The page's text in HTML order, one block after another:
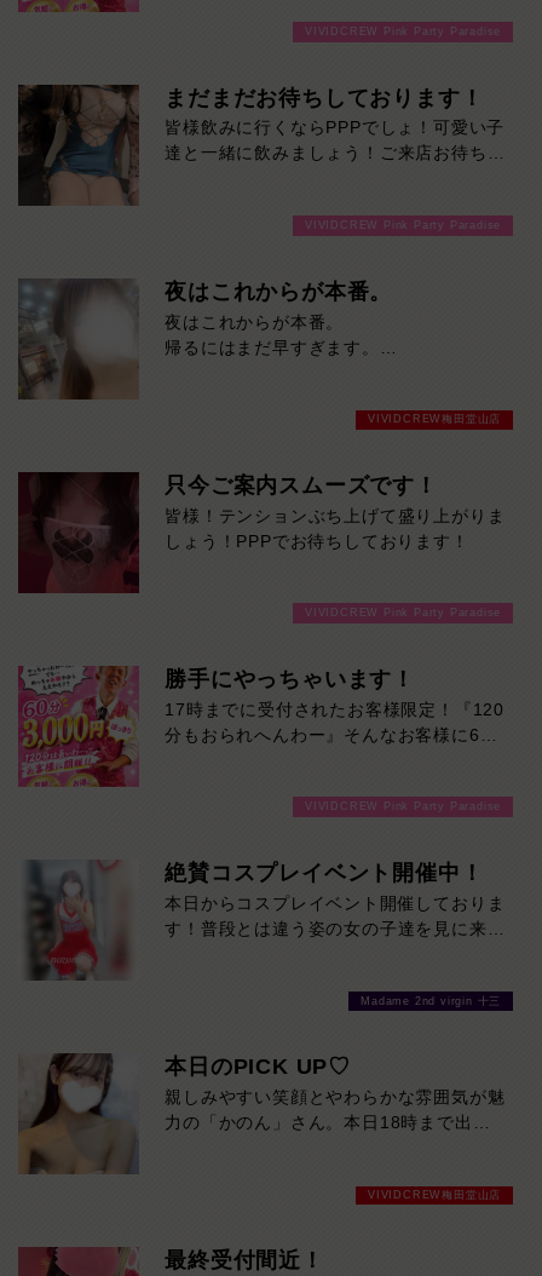
めるチャンス！たっぷり楽しみたい方は
分！その日の予定に合わせてお選びくださ
い！ご来店お待ちしております！
VIVIDCREW Pink Party Paradise
まだまだお待ちしております！
皆様飲みに行くならPPPでしょ！可愛い子
達と一緒に飲みましょう！ご来店お待ちし
VIVIDCREW Pink Party Paradise
夜はこれからが本番。
夜はこれからが本番。
帰るにはまだ早すぎます。
VIVIDCREW梅田堂山店
只今ご案内スムーズです！
皆様！テンションぶち上げて盛り上がりま
しょう！PPPでお待ちしております！
VIVIDCREW Pink Party Paradise
勝手にやっちゃいます！
17時までに受付されたお客様限定！『120
分もおられへんわー』そんなお客様に60
めるチャンス！たっぷり楽しみたい方は
分！その日の予定に合わせてお選びくださ
い！ご来店お待ちしております！
VIVIDCREW Pink Party Paradise
絶賛コスプレイベント開催中！
本日からコスプレイベント開催しておりま
す！普段とは違う姿の女の子達を見に来て
Madame 2nd virgin 十三
本日のPICK UP♡
親しみやすい笑顔とやわらかな雰囲気が魅
力の「かのん」さん。本日18時まで出勤
気になった方は、ぜひお早めに会いに来て
VIVIDCREW梅田堂山店
最終受付間近！